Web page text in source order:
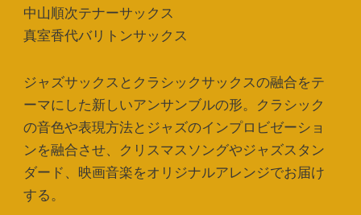
中山順次テナーサックス
真室香代バリトンサックス
ジャズサックスとクラシックサックスの融合をテ
ーマにした新しいアンサンブルの形。クラシック
の音色や表現方法とジャズのインプロビゼーショ
ンを融合させ、クリスマスソングやジャズスタン
ダード、映画音楽をオリジナルアレンジでお届け
する。